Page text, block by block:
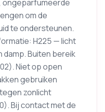
ongeparfumeerde
om de
te ondersteunen.
H225 — licht
Buiten bereik
Niet op open
gebruiken
zonlicht
Bij contact met de